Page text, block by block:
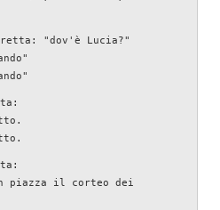
"dov'è Lucia?"
piazza il corteo dei